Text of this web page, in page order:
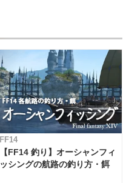
FF14
【FF14 釣り】オーシャンフィ
ッシングの航路の釣り方・餌